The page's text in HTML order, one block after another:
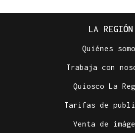
LA REGIÓN
Quiénes
Trabaja con
Quiosco La
Tarifas de
Venta de